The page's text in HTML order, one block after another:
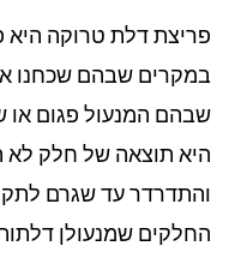
דלת טרוקה היא
שבהם שכחנו את
המנעול פגום או
תוצאה של חלק לא תקין
עד שגרם לתקלה
שמנעולן דלתות